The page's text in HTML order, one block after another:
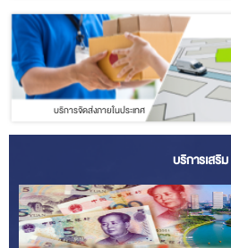
บริการจัดส่งภายในประเทศ
บริการเสริม